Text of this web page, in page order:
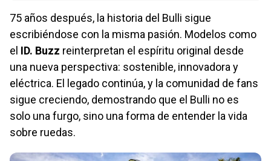
75 años después, la historia del Bulli sigue
escribiéndose con la misma pasión. Modelos como
el ID. Buzz reinterpretan el espíritu original desde
una nueva perspectiva: sostenible, innovadora y
eléctrica. El legado continúa, y la comunidad de fans
sigue creciendo, demostrando que el Bulli no es
solo una furgo, sino una forma de entender la vida
sobre ruedas.